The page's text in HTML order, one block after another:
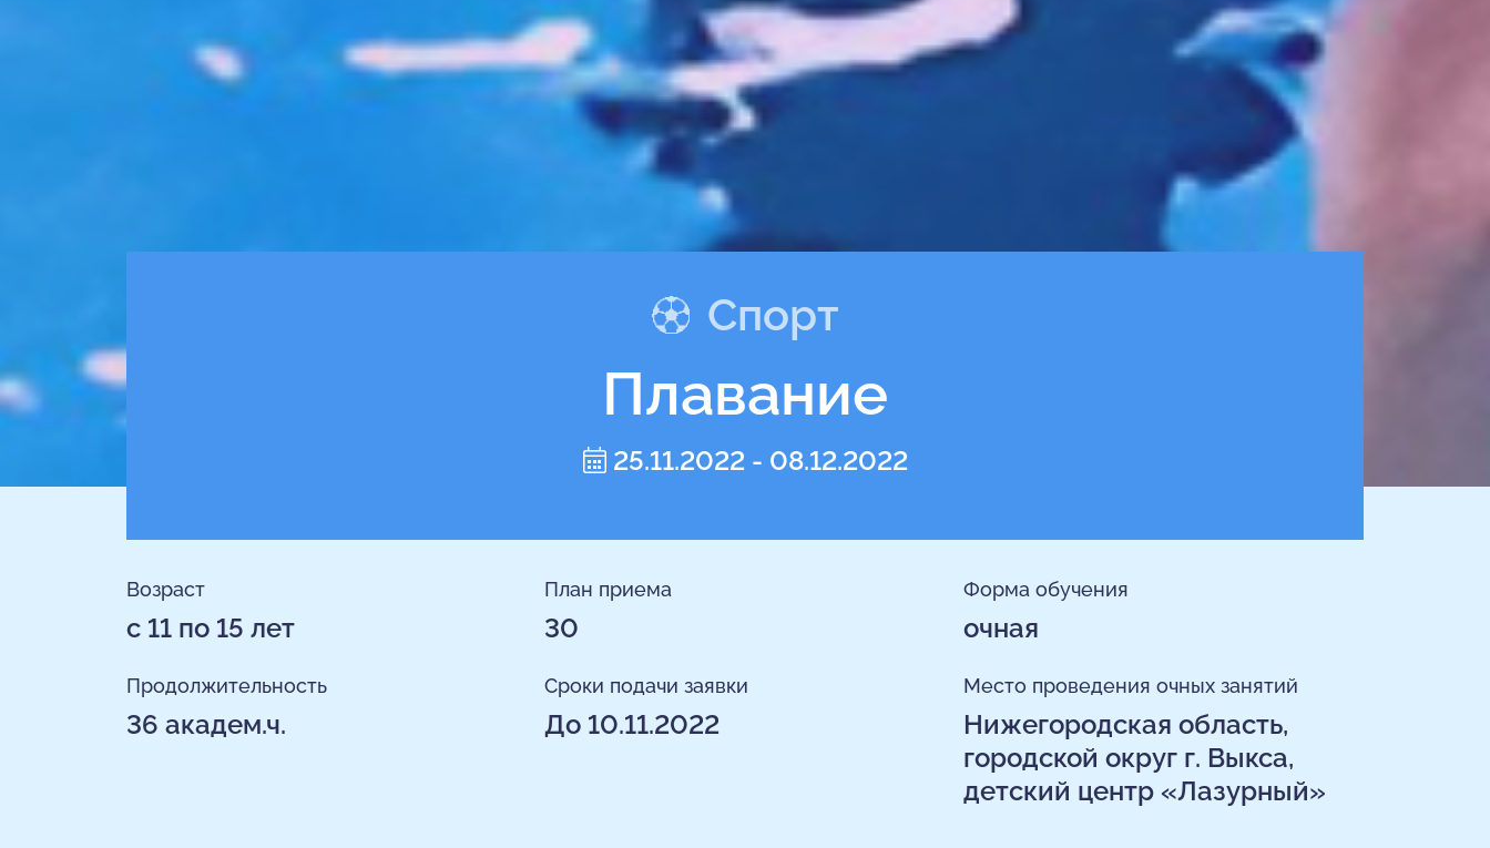
Спорт
Плавание
25.11.2022 - 08.12.2022
Возраст
с 11 по 15 лет
План приема
30
Форма обучения
очная
Продолжительность
36 академ.ч.
Сроки подачи заявки
До 10.11.2022
Место проведения очных занятий
Нижегородская область,
городской округ г. Выкса,
детский центр «Лазурный»